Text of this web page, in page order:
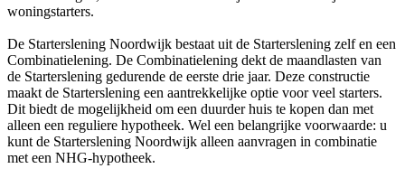
woningstarters.
De Starterslening Noordwijk bestaat uit de Starterslening zelf en een
Combinatielening. De Combinatielening dekt de maandlasten van
de Starterslening gedurende de eerste drie jaar. Deze constructie
maakt de Starterslening een aantrekkelijke optie voor veel starters.
Dit biedt de mogelijkheid om een duurder huis te kopen dan met
alleen een reguliere hypotheek. Wel een belangrijke voorwaarde: u
kunt de Starterslening Noordwijk alleen aanvragen in combinatie
met een NHG-hypotheek.